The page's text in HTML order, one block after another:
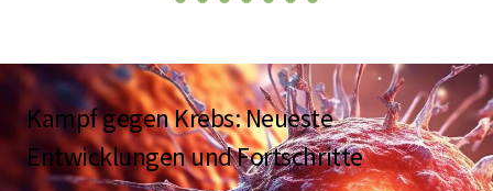
Kampf gegen Krebs: Neueste
Entwicklungen und Fortschritte